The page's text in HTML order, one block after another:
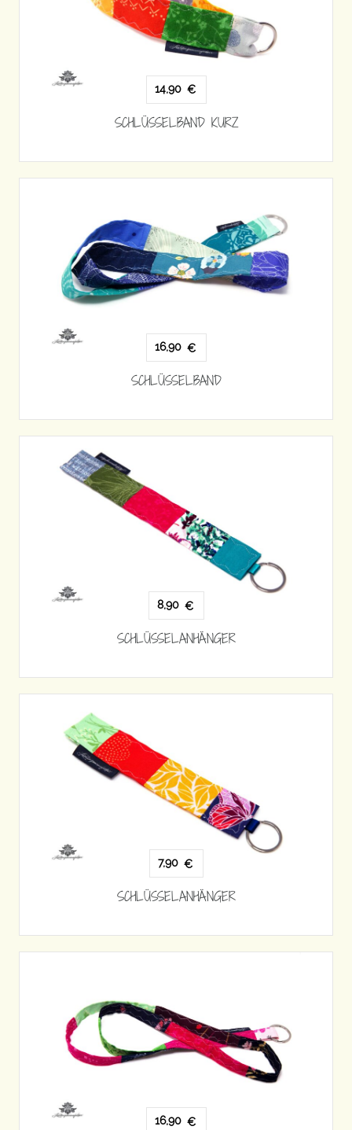
14,90 €
SCHLÜSSELBAND KURZ
16,90 €
SCHLÜSSELBAND
8,90 €
SCHLÜSSELANHÄNGER
7,90 €
SCHLÜSSELANHÄNGER
16,90 €